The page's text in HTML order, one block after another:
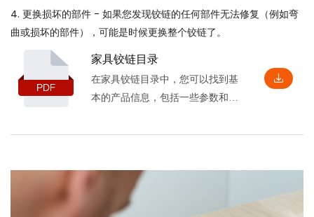
4. 更换损坏的部件 - 如果您发现铰链的任何部件无法修复（例如弯
曲或损坏的部件），可能是时候更换整个铰链了。
家具铰链目录
在家具铰链目录中，您可以找到基
本的产品信息，包括一些参数和特
助于您深入了解它